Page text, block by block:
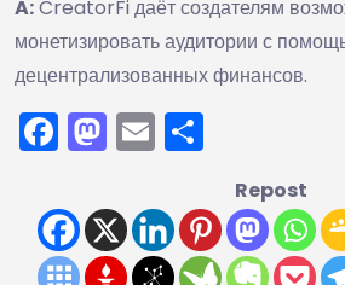
A:CreatorFi даёт создателям
монетизировать аудитории с
децентрализованных финансов.
Facebook
Mastodon
Email
Repost